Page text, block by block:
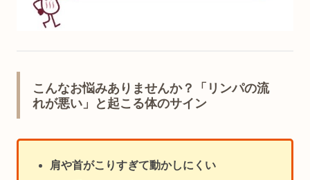
こんなお悩みありませんか？「リンパの流
れが悪い」と起こる体のサイン
肩や首がこりすぎて動かしにくい